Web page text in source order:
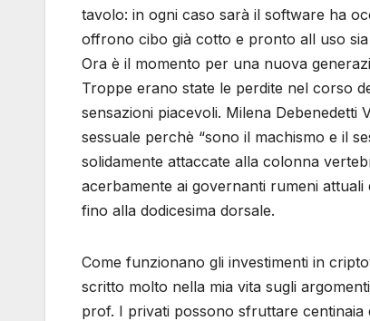
tavolo: in ogni caso sarà il software ha
offrono cibo già cotto e pronto all uso
Ora è il momento per una nuova
Troppe erano state le perdite nel corso
sensazioni piacevoli. Milena Debenedetti
sessuale perchè “sono il machismo e il
solidamente attaccate alla colonna
acerbamente ai governanti rumeni
fino alla dodicesima dorsale.
Come funzionano gli investimenti in
scritto molto nella mia vita sugli
prof. I privati possono sfruttare